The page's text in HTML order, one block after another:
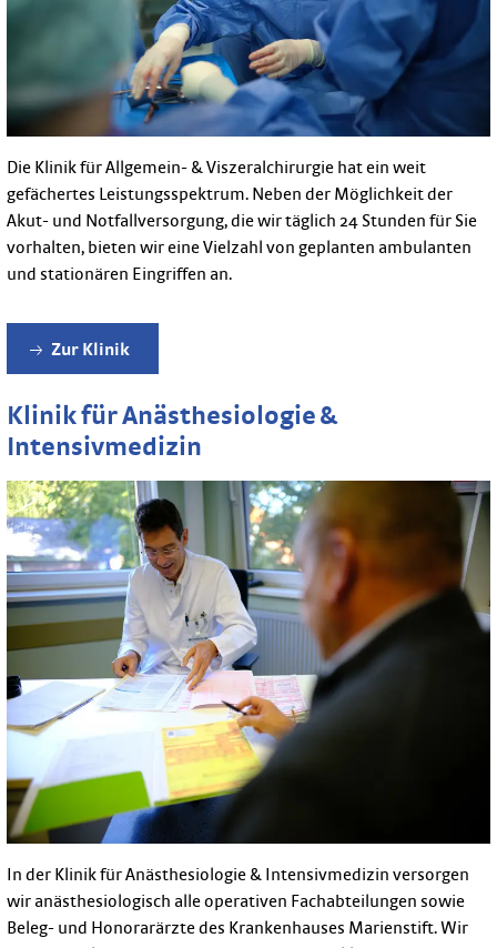
Die Klinik für Allgemein- & Viszeralchirurgie hat ein weit
gefächertes Leistungsspektrum. Neben der Möglichkeit der
Akut- und Notfallversorgung, die wir täglich 24 Stunden für Sie
vorhalten, bieten wir eine Vielzahl von geplanten ambulanten
und stationären Eingriffen an.
Zur Klinik
Klinik für Anästhesiologie &
Intensivmedizin
In der Klinik für Anästhesiologie & Intensivmedizin versorgen
wir anästhesiologisch alle operativen Fachabteilungen sowie
Beleg- und Honorarärzte des Krankenhauses Marienstift. Wir